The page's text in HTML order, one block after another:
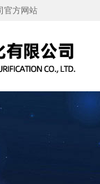
官方网站